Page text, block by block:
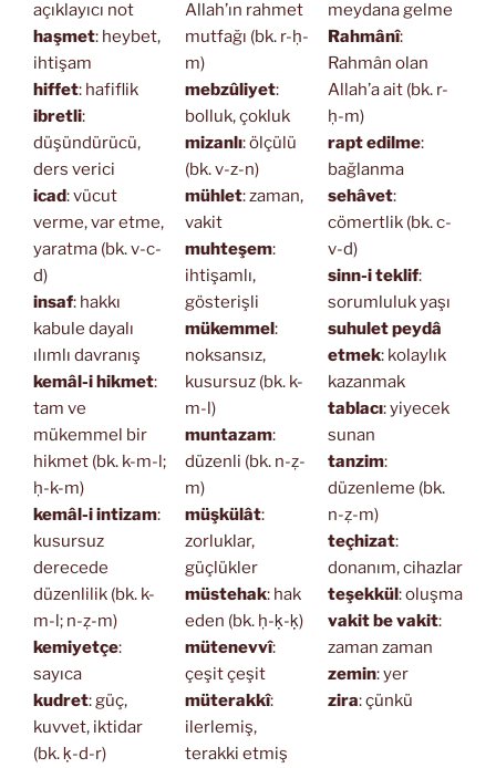
açıklayıcı not
haşmet: heybet,
ihtişam
hiffet: hafiflik
ibretli:
düşündürücü,
ders verici
icad: vücut
verme, var etme,
yaratma (bk. v-c-
d)
insaf: hakkı
kabule dayalı
ılımlı davranış
kemâl-i hikmet:
tam ve
mükemmel bir
hikmet (bk. k-m-l;
ḥ-k-m)
kemâl-i intizam:
kusursuz
derecede
düzenlilik (bk. k-
m-l; n-ẓ-m)
kemiyetçe:
sayıca
kudret: güç,
kuvvet, iktidar
(bk. ḳ-d-r)
Allah’ın rahmet
mutfağı (bk. r-ḥ-
m)
mebzûliyet:
bolluk, çokluk
mizanlı: ölçülü
(bk. v-z-n)
mühlet: zaman,
vakit
muhteşem:
ihtişamlı,
gösterişli
mükemmel:
noksansız,
kusursuz (bk. k-
m-l)
muntazam:
düzenli (bk. n-ẓ-
m)
müşkülât:
zorluklar,
güçlükler
müstehak: hak
eden (bk. ḥ-ḳ-ḳ)
mütenevvî:
çeşit çeşit
müterakkî:
ilerlemiş,
terakki etmiş
meydana gelme
Rahmânî:
Rahmân olan
Allah’a ait (bk. r-
ḥ-m)
rapt edilme:
bağlanma
sehâvet:
cömertlik (bk. c-
v-d)
sinn-i teklif:
sorumluluk yaşı
suhulet peydâ
etmek: kolaylık
kazanmak
tablacı: yiyecek
sunan
tanzim:
düzenleme (bk.
n-ẓ-m)
teçhizat:
donanım, cihazlar
teşekkül: oluşma
vakit be vakit:
zaman zaman
zemin: yer
zira: çünkü